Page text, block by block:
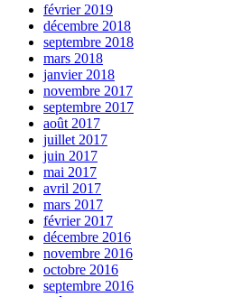
février 2019
décembre 2018
septembre 2018
mars 2018
janvier 2018
novembre 2017
septembre 2017
août 2017
juillet 2017
juin 2017
mai 2017
avril 2017
mars 2017
février 2017
décembre 2016
novembre 2016
octobre 2016
septembre 2016